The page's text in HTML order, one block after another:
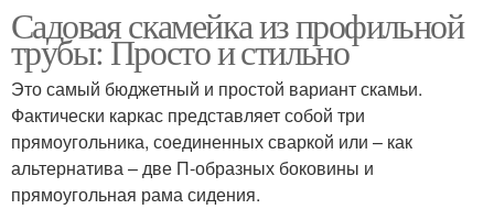
Садовая скамейка из профильной
трубы: Просто и стильно
Это самый бюджетный и простой вариант скамьи.
Фактически каркас представляет собой три
прямоугольника, соединенных сваркой или – как
альтернатива – две П-образных боковины и
прямоугольная рама сидения.